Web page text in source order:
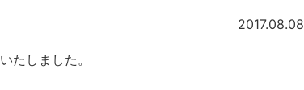
2017.08.08
たしました。